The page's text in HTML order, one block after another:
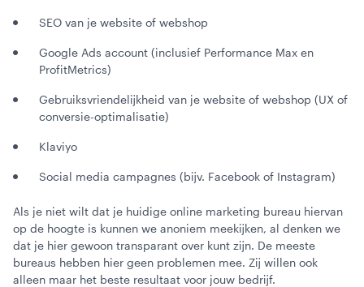
SEO van je website of webshop
Google Ads account (inclusief Performance Max en
ProfitMetrics)
Gebruiksvriendelijkheid van je website of webshop (UX of
conversie-optimalisatie)
Klaviyo
Social media campagnes (bijv. Facebook of Instagram)
Als je niet wilt dat je huidige online marketing bureau hiervan
op de hoogte is kunnen we anoniem meekijken, al denken we
dat je hier gewoon transparant over kunt zijn. De meeste
bureaus hebben hier geen problemen mee. Zij willen ook
alleen maar het beste resultaat voor jouw bedrijf.